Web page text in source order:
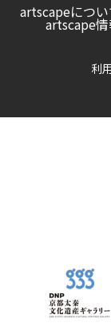
artscapeについ
artscape
利